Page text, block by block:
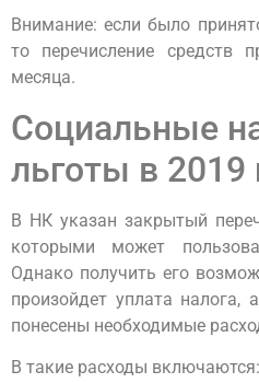
Внимание: если было
то перечисление средств
месяца.
Социальные
льготы в 2019
В НК указан закрытый
которыми может
Однако получить его
произойдет уплата налога,
понесены необходимые
В такие расходы включаются: